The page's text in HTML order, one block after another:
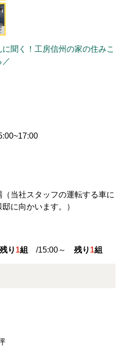
聞く！工房信州の家の住みこ
／
当社スタッフの運転する車に
に向かいます。）
残り 1組 /15:00～ 残り 1組